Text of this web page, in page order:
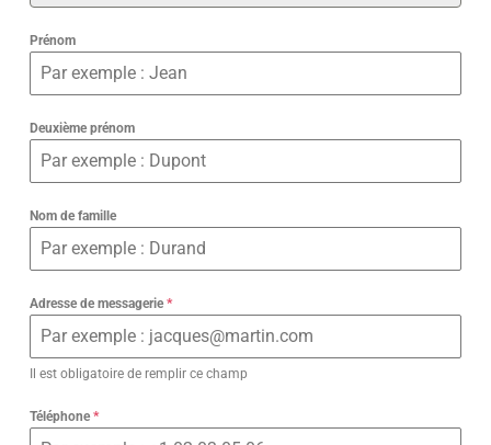
Prénom
Deuxième prénom
Nom de famille
Adresse de messagerie *
Il est obligatoire de remplir ce champ
Téléphone *